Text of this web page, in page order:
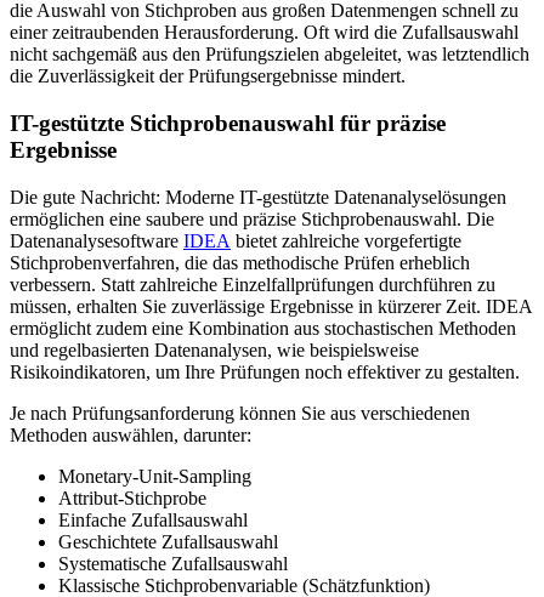
die Auswahl von Stichproben aus großen Datenmengen schnell zu
einer zeitraubenden Herausforderung. Oft wird die Zufallsauswahl
nicht sachgemäß aus den Prüfungszielen abgeleitet, was letztendlich
die Zuverlässigkeit der Prüfungsergebnisse mindert.
IT-gestützte Stichprobenauswahl für präzise
Ergebnisse
Die gute Nachricht: Moderne IT-gestützte Datenanalyselösungen
ermöglichen eine saubere und präzise Stichprobenauswahl. Die
Datenanalysesoftware IDEA bietet zahlreiche vorgefertigte
Stichprobenverfahren, die das methodische Prüfen erheblich
verbessern. Statt zahlreiche Einzelfallprüfungen durchführen zu
müssen, erhalten Sie zuverlässige Ergebnisse in kürzerer Zeit. IDEA
ermöglicht zudem eine Kombination aus stochastischen Methoden
und regelbasierten Datenanalysen, wie beispielsweise
Risikoindikatoren, um Ihre Prüfungen noch effektiver zu gestalten.
Je nach Prüfungsanforderung können Sie aus verschiedenen
Methoden auswählen, darunter:
Monetary-Unit-Sampling
Attribut-Stichprobe
Einfache Zufallsauswahl
Geschichtete Zufallsauswahl
Systematische Zufallsauswahl
Klassische Stichprobenvariable (Schätzfunktion)